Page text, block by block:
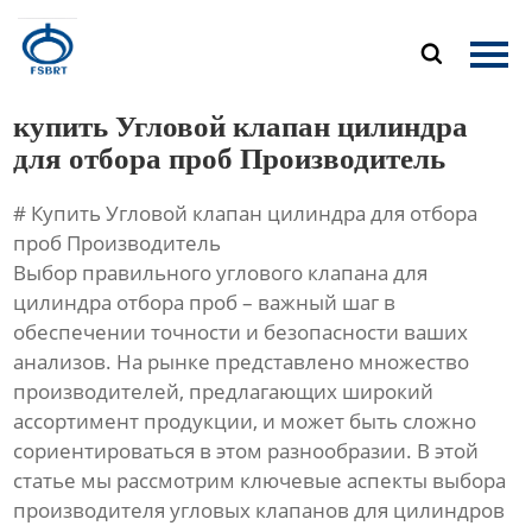

Главная
Новости
Контакты
купить Угловой клапан цилиндра
для отбора проб Производитель
# Купить Угловой клапан цилиндра для отбора
проб Производитель
Выбор правильного углового клапана для
цилиндра отбора проб – важный шаг в
обеспечении точности и безопасности ваших
анализов. На рынке представлено множество
производителей, предлагающих широкий
ассортимент продукции, и может быть сложно
сориентироваться в этом разнообразии. В этой
статье мы рассмотрим ключевые аспекты выбора
производителя угловых клапанов для цилиндров